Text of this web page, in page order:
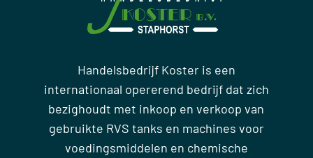
Handelsbedrijf Koster is een
internationaal opererend bedrijf dat zich
bezighoudt met inkoop en verkoop van
gebruikte RVS tanks en machines voor
voedingsmiddelen en chemische